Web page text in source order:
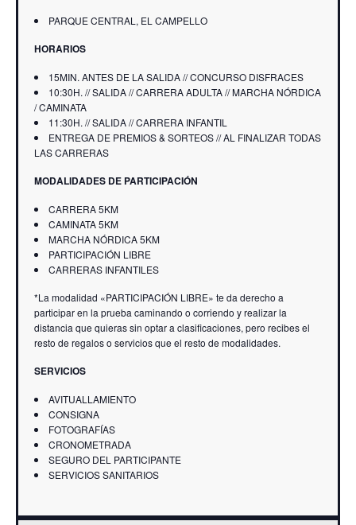
PARQUE CENTRAL, EL CAMPELLO
HORARIOS
15MIN. ANTES DE LA SALIDA // CONCURSO DISFRACES
10:30H. // SALIDA // CARRERA ADULTA // MARCHA NÓRDICA
/ CAMINATA
11:30H. // SALIDA // CARRERA INFANTIL
ENTREGA DE PREMIOS & SORTEOS // AL FINALIZAR TODAS
LAS CARRERAS
MODALIDADES DE PARTICIPACIÓN
CARRERA 5KM
CAMINATA 5KM
MARCHA NÓRDICA 5KM
PARTICIPACIÓN LIBRE
CARRERAS INFANTILES
*La modalidad «PARTICIPACIÓN LIBRE» te da derecho a
participar en la prueba caminando o corriendo y realizar la
distancia que quieras sin optar a clasificaciones, pero recibes el
resto de regalos o servicios que el resto de modalidades.
SERVICIOS
AVITUALLAMIENTO
CONSIGNA
FOTOGRAFÍAS
CRONOMETRADA
SEGURO DEL PARTICIPANTE
SERVICIOS SANITARIOS